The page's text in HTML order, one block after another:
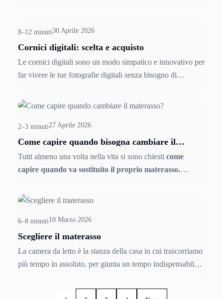
da rispettare per non interferire con il sonno sono diverse.
Scopriamo insieme perchè e come fare per allestire al
meglio la camera da letto.
8–12 minuti30 Aprile 2026
Cornici digitali: scelta e acquisto
Le cornici digitali sono un modo simpatico e innovativo per
far vivere le tue fotografie digitali senza bisogno di
vari e diversi sono anche i prezzi. Per saperne di più e
immagini, continua a leggere!
2–3 minuti27 Aprile 2026
Come capire quando bisogna cambiare il
Tutti almeno una volta nella vita si sono chiesti come
capire quando va sostituito il proprio materasso.
una risposta univoca non è affatto semplice.
6–8 minuti10 Marzo 2026
Scegliere il materasso
La camera da letto è la stanza della casa in cui trascorriamo
più tempo in assoluto, per giunta un tempo indispensabile
al sonno. Ma guai se il riposo non è perfetto. Ed è il letto